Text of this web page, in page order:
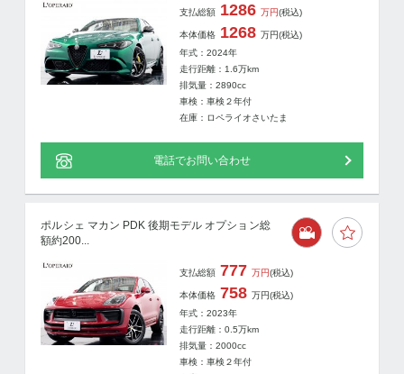
支払総額 1286 万円(税込)
本体価格 1268 万円(税込)
年式：2024年
走行距離： 1.6万km
排気量：2890cc
車検：車検２年付
在庫：ロペライオさいたま
電話でお問い合わせ
ポルシェ マカン PDK 後期モデル オプション総
額約200...
支払総額 777 万円(税込)
本体価格 758 万円(税込)
年式：2023年
走行距離：0.5万km
排気量：2000cc
車検：車検２年付